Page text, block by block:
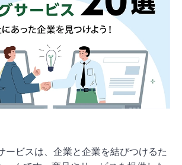
ービスは、企業と企業を結びつけるた